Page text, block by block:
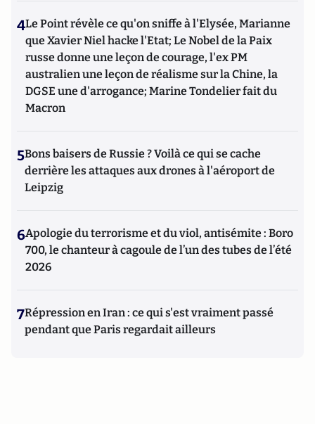
4Le Point révèle ce qu'on sniffe à l'Elysée, Marianne
que Xavier Niel hacke l'Etat; Le Nobel de la Paix
russe donne une leçon de courage, l'ex PM
australien une leçon de réalisme sur la Chine, la
DGSE une d'arrogance; Marine Tondelier fait du
Macron
5Bons baisers de Russie ? Voilà ce qui se cache
derrière les attaques aux drones à l'aéroport de
Leipzig
6Apologie du terrorisme et du viol, antisémite : Boro
700, le chanteur à cagoule de l’un des tubes de l’été
2026
7Répression en Iran : ce qui s'est vraiment passé
pendant que Paris regardait ailleurs